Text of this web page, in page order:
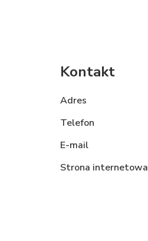
Kontakt
Adres
Telefon
E-mail
Strona internetowa